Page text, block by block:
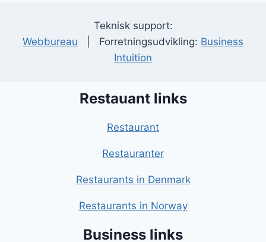
Teknisk support:
Webbureau | Forretningsudvikling: Business
Intuition
Restauant links
Restaurant
Restauranter
Restaurants in Denmark
Restaurants in Norway
Business links